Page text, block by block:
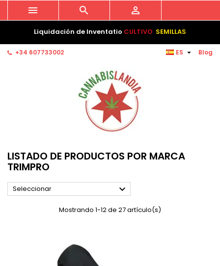
Liquidación de Inventatio CULTIVO SEMILLAS
Blog
+34 607733002 ES 
  
LISTADO DE PRODUCTOS POR MARCA
TRIMPRO
Seleccionar 
Mostrando 1-12 de 27 artículo(s)